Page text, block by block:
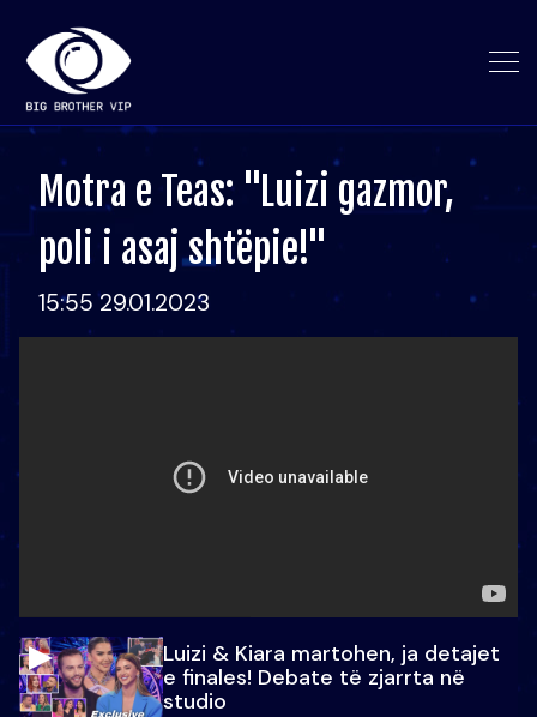
Motra e Teas: "Luizi gazmor,
poli i asaj shtëpie!"
15:55 29.01.2023
Luizi & Kiara martohen, ja detajet
e finales! Debate të zjarrta në
studio